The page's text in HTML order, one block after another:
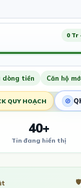
0 Tr
dòng tiền Căn hộ
QUY HOẠCH
40+
Tin đang hiển thị
🛡️